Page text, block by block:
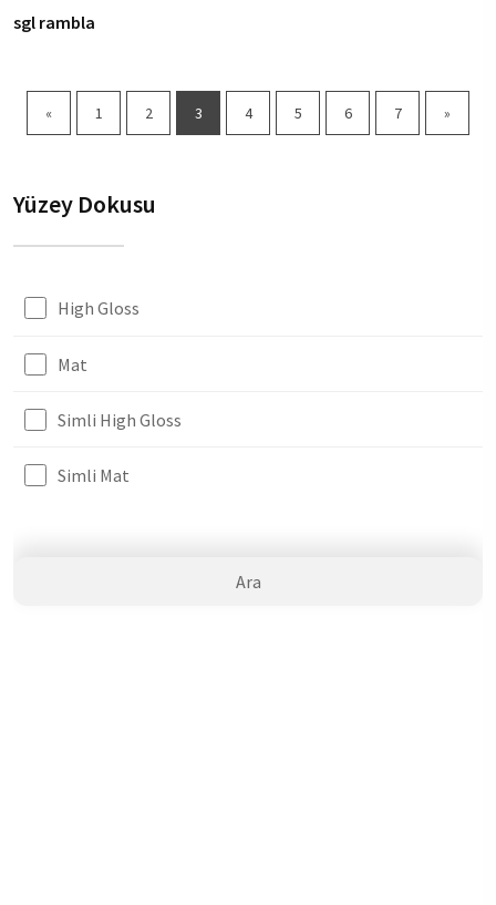
Yüzey Dokusu
High Gloss
Mat
Simli High Gloss
Simli Mat
Ara
sgl rambla
« 1 2 3 4 5 6 7 »